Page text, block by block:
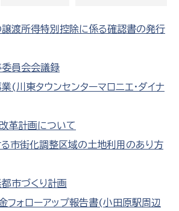
渡所得特別控除に係る確認書の発行
員会会議録
(川東タウンセンターマロニエ・ダイナ
革計画について
市街化調整区域の土地利用のあり方
市づくり計画
フォローアップ報告書(小田原駅周辺